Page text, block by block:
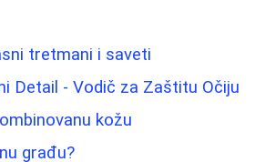
tretmani i saveti
Detail - Vodič za Zaštitu Očiju
kožu
građu?